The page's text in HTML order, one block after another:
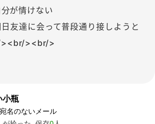
が情けない
友達に会って普段通り接しようと
><br/><br/>
小瓶
名のないメール